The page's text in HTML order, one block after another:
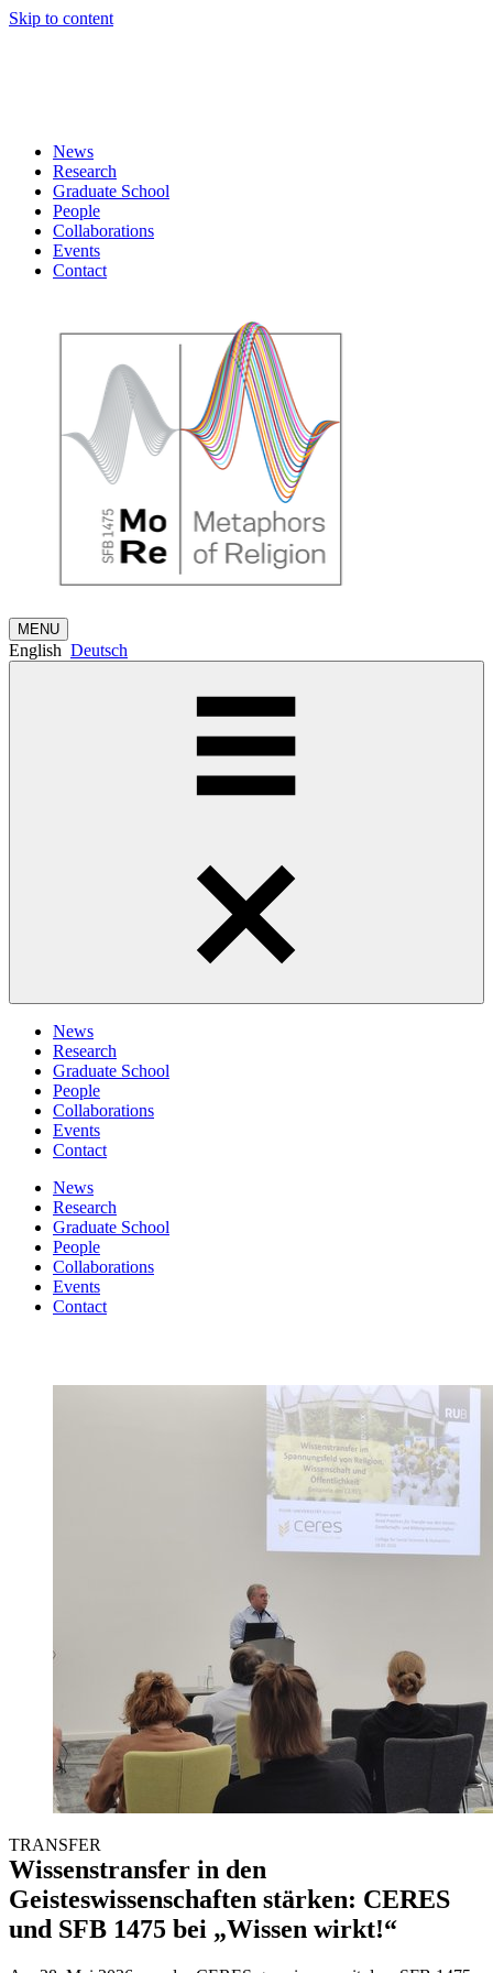
Skip to content
News
Research
Graduate School
People
Collaborations
Events
Contact
MENU
English Deutsch
News
Research
Graduate School
People
Collaborations
Events
Contact
News
Research
Graduate School
People
Collaborations
Events
Contact
TRANSFER
Wissenstransfer in den
Geisteswissenschaften stärken: CERES
und SFB 1475 bei „Wissen wirkt!“